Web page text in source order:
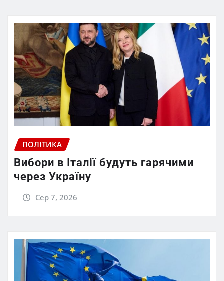
ПОЛІТИКА
Вибори в Італії будуть гарячими
через Україну
Сер 7, 2026